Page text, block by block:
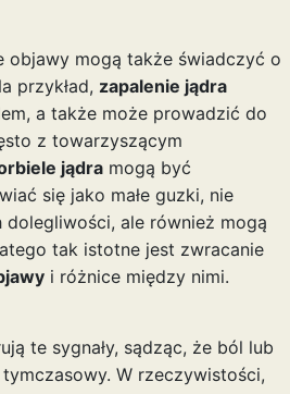
objawy mogą także świadczyć o
przykład, zapalenie jądra
a także może prowadzić do
z towarzyszącym
jądramogą być
się jako małe guzki, nie
dolegliwości, ale również mogą
tak istotne jest zwracanie
i różnice między nimi.
te sygnały, sądząc, że ból lub
W rzeczywistości,